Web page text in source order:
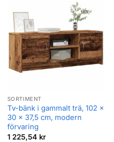
SORTIMENT
Tv-bänk i gammalt trä, 102 x
30 x 37,5 cm, modern
förvaring
1 225,54 kr